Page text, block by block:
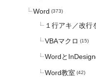
Word (373)
１行アキ／改行
VBAマクロ (15)
Wordと
Word教室 (42)